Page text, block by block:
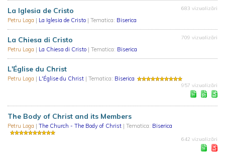
La Iglesia de Cristo
Petru Loga | La Iglesia de Cristo | Tematica: Biserica
683 vizualizări
La Chiesa di Cristo
Petru Loga | La Chiesa di Cristo | Tematica: Biserica
709 vizualizări
L'Église du Christ
Petru Loga | L'Église du Christ | Tematica: Biserica
957 vizualizări
The Body of Christ and its Members
Petru Loga | The Church - The Body of Christ | Tematica: Biserica
642 vizualizări